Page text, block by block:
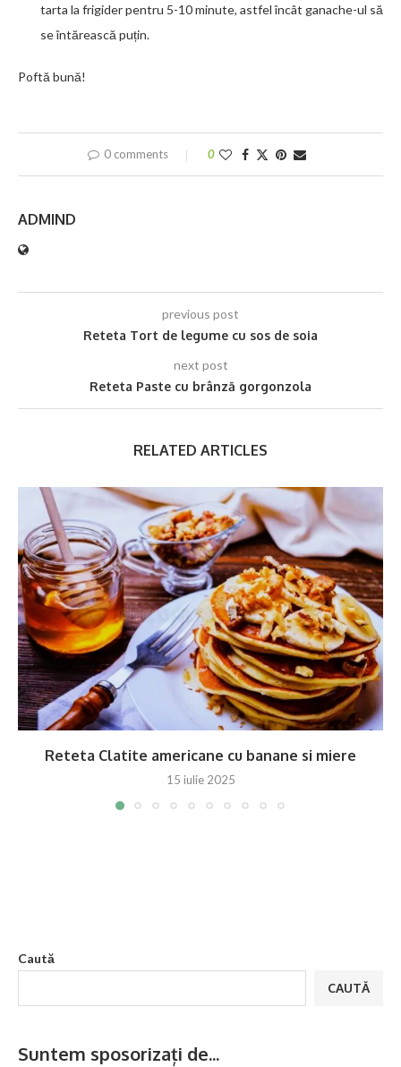
tarta la frigider pentru 5-10 minute, astfel încât ganache-ul să
se întărească puțin.
Poftă bună!
0 comments 0
ADMIND
previous post
Reteta Tort de legume cu sos de soia
next post
Reteta Paste cu brânză gorgonzola
RELATED ARTICLES
Reteta Clatite americane cu banane si miere
15 iulie 2025
Caută
CAUTĂ
Suntem sposorizați de...